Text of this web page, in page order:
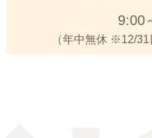
9:00
（年中無休 ※12/31